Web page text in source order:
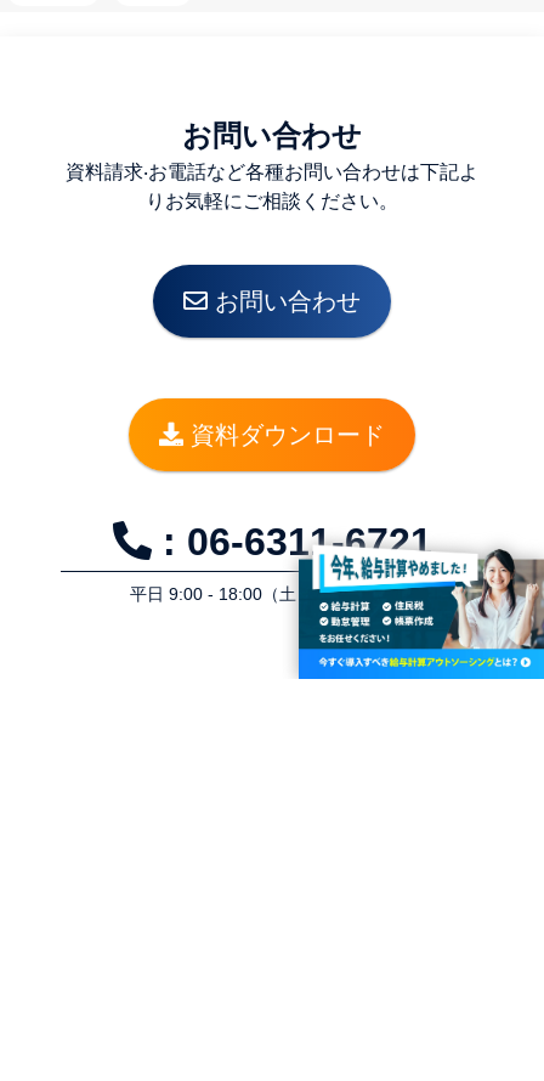
お問い合わせ
資料請求‧お電話など各種お問い合わせは下記よ
りお気軽にご相談ください。
お問い合わせ
資料ダウンロード
: 06-6311-6721
平⽇ 9:00 - 18:00（⼟⽇祝⽇を除く）